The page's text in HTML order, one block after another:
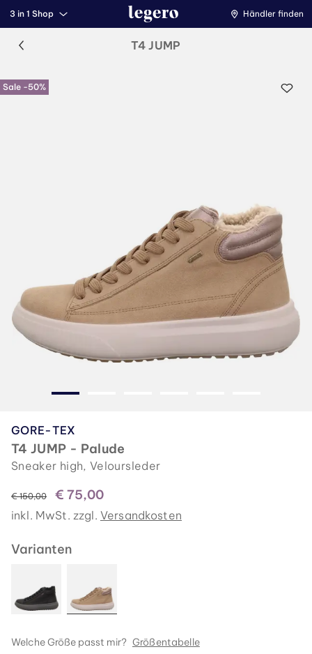
3 in 1 Shop Händler finden
T4 JUMP
Sale -50%
GORE-TEX
T4 JUMP - Palude
Sneaker high, Veloursleder
statt
€ 150,00 € 75,00
inkl. MwSt. zzgl. Versandkosten
Varianten
Welche Größe passt mir? Größentabelle